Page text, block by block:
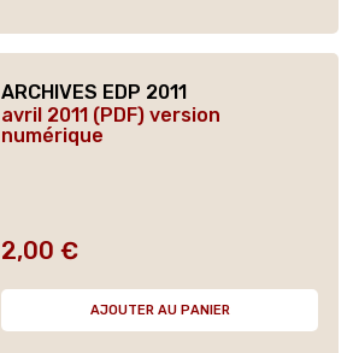
ARCHIVES EDP 2011
avril 2011 (PDF) version
numérique
Prix
2,00 €
AJOUTER AU PANIER